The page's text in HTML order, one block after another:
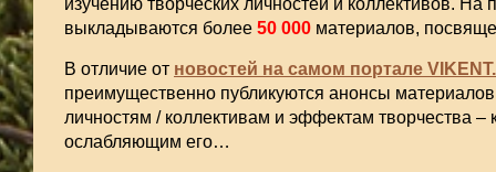
изучению творческих личностей и коллективов. На
выкладываются более 50 000 материалов,
В отличие от новостей на самом портале
преимущественно публикуются анонсы
личностям / коллективам и эффектам творчества –
ослабляющим его…